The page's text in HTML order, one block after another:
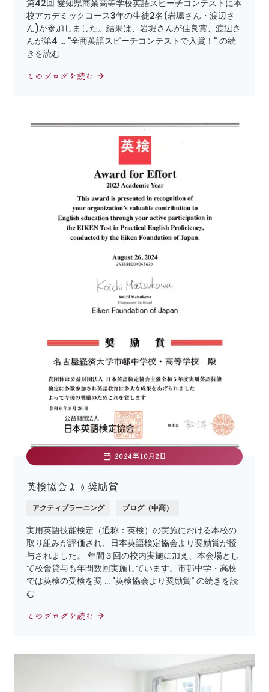
第42回 愛知県商業高等学校英語スピーチコンテストに本
校アカデミックコース3年の生徒2名(岩堀さん・渡辺さ
ん)が参加しました。結果は、岩堀さんが佳良賞、渡辺さ
んが第4 … "全商英語スピーチコンテストで入賞！" の続
きを読む
このブログを読む
2024年10月2日
英検協会より奨励賞
アクティブラーニング ブログ（中高）
実用英語技能検定（通称：英検）の実施における本校の
取り組みが評価され、日本英語検定協会より奨励賞が授
与されました。 年間３回の校内実施に加え、本会場とし
て校舎貸与も年間数回実施しています。市邨中学・高校
では英検の受検を奨 … "英検協会より奨励賞" の続きを読
む
このブログを読む